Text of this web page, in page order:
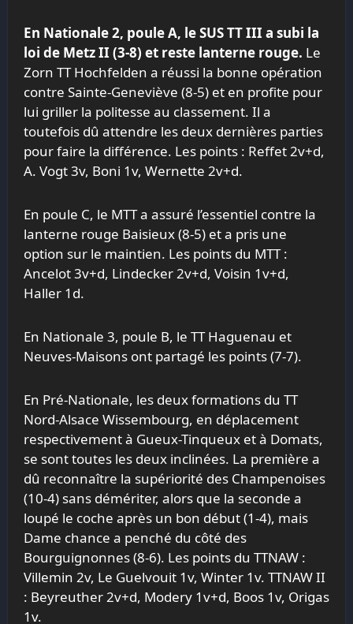
En Nationale 2, poule A, le SUS TT III a subi la
loi de Metz II (3-8) et reste lanterne rouge. Le
Zorn TT Hochfelden a réussi la bonne opération
contre Sainte-Geneviève (8-5) et en profite pour
lui griller la politesse au classement. Il a
toutefois dû attendre les deux dernières parties
pour faire la différence. Les points : Reffet 2v+d,
A. Vogt 3v, Boni 1v, Wernette 2v+d.
En poule C, le MTT a assuré l’essentiel contre la
lanterne rouge Baisieux (8-5) et a pris une
option sur le maintien. Les points du MTT :
Ancelot 3v+d, Lindecker 2v+d, Voisin 1v+d,
Haller 1d.
En Nationale 3, poule B, le TT Haguenau et
Neuves-Maisons ont partagé les points (7-7).
En Pré-Nationale, les deux formations du TT
Nord-Alsace Wissembourg, en déplacement
respectivement à Gueux-Tinqueux et à Domats,
se sont toutes les deux inclinées. La première a
dû reconnaître la supériorité des Champenoises
(10-4) sans démériter, alors que la seconde a
loupé le coche après un bon début (1-4), mais
Dame chance a penché du côté des
Bourguignonnes (8-6). Les points du TTNAW :
Villemin 2v, Le Guelvouit 1v, Winter 1v. TTNAW II
: Beyreuther 2v+d, Modery 1v+d, Boos 1v, Origas
1v.